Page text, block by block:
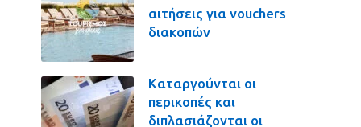
αιτήσεις για vouchers
διακοπών
Καταργούνται οι
περικοπές και
διπλασιάζονται οι